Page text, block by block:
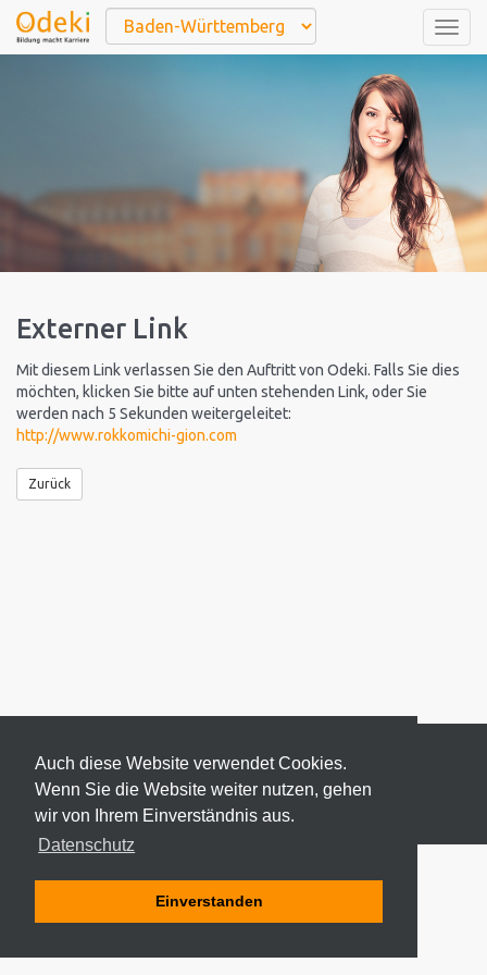
Auch diese Website verwendet Cookies.
Wenn Sie die Website weiter nutzen, gehen
wir von Ihrem Einverständnis aus.
Datenschutz
Einverstanden
Externer Link
Mit diesem Link verlassen Sie den Auftritt von Odeki. Falls Sie dies
möchten, klicken Sie bitte auf unten stehenden Link, oder Sie
werden nach 5 Sekunden weitergeleitet:
http://www.rokkomichi-gion.com
Zurück
© 2026 ODEKI - ALLE RECHTE VORBEHALTEN